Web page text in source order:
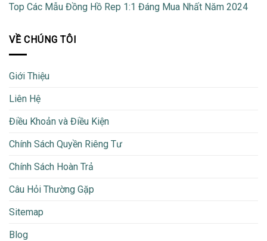
Top Các Mẫu Đồng Hồ Rep 1:1 Đáng Mua Nhất Năm 2024
VỀ CHÚNG TÔI
Giới Thiệu
Liên Hệ
Điều Khoản và Điều Kiện
Chính Sách Quyền Riêng Tư
Chính Sách Hoàn Trả
Câu Hỏi Thường Gặp
Sitemap
Blog